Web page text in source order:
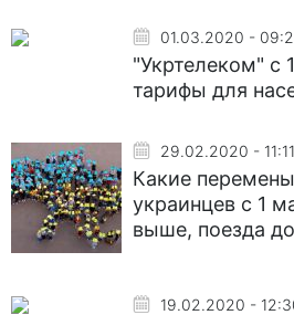
01.03.2020 -
"Укртелеком" с
тарифы для
29.02.2020 - 11:11
Какие
украинцев с 1
выше, поезда
19.02.2020 -